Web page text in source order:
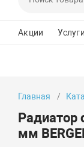
Акции Услуги
Главная
Радиатор
мм